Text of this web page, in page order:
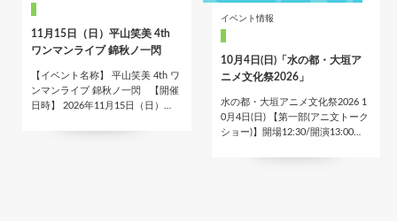
11月15日（日）平山笑美 4th
ワンマンライブ 錦秋ノ一閃
【イベント名称】 平山笑美 4th ワ
ンマンライブ 錦秋ノ一閃 【開催
日時】 2026年11月15日（日）…
イベント情報
10月4日(日)「水の都・大垣ア
ニメ文化祭2026」
水の都・大垣アニメ文化祭2026 1
0月4日(日) 【第一部(アニ文トーク
ショー)】開場12:30/開演13:00…